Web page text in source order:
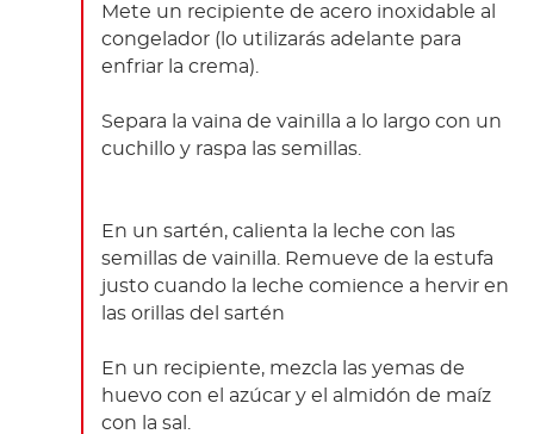
Mete un recipiente de acero inoxidable al
congelador (lo utilizarás adelante para
enfriar la crema).
Separa la vaina de vainilla a lo largo con un
cuchillo y raspa las semillas.
En un sartén, calienta la leche con las
semillas de vainilla. Remueve de la estufa
justo cuando la leche comience a hervir en
las orillas del sartén
En un recipiente, mezcla las yemas de
huevo con el azúcar y el almidón de maíz
con la sal.